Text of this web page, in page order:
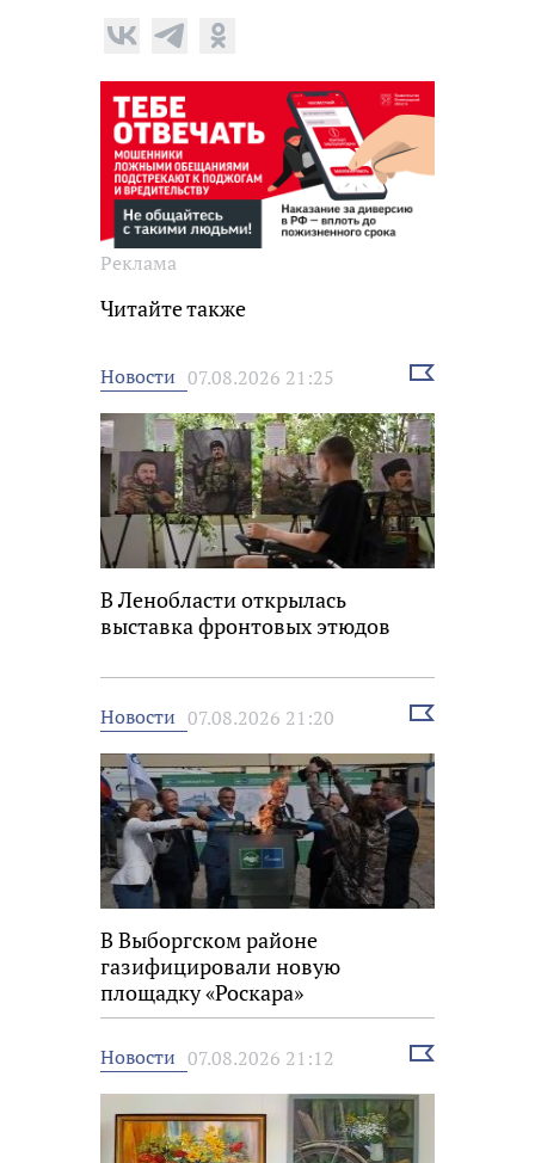
Реклама
Читайте также
Новости 07.08.2026 21:25
Выбрать
В Ленобласти открылась
выставка фронтовых этюдов
Новости 07.08.2026 21:20
Выбрать
В Выборгском районе
газифицировали новую
площадку «Роскара»
Новости 07.08.2026 21:12
Выбрать